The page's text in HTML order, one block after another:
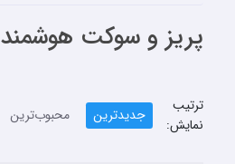
پریز و سوکت هوشمند
ترتیب
نمایش:
جدیدترین محبوب‌ترین